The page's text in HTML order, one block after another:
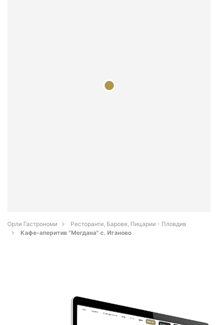
Орли Гастрономи
Ресторанти, Барове, Пицарии - Пловдив
Кафе-аперитив "Мегдана" с. Иганово